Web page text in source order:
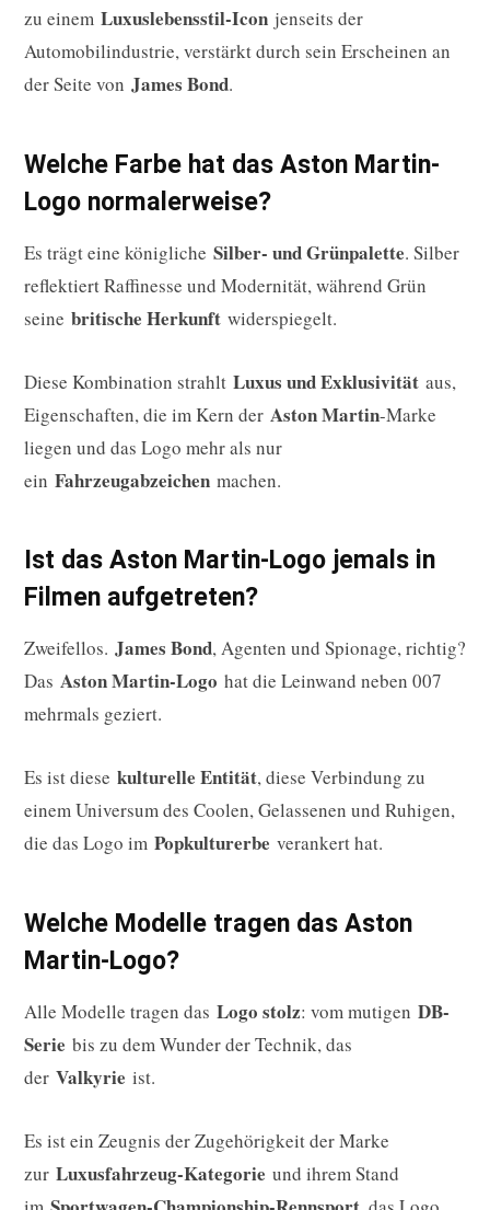
zu einem Luxuslebensstil-Icon jenseits der
Automobilindustrie, verstärkt durch sein Erscheinen an
der Seite von James Bond.
Welche Farbe hat das Aston Martin-
Logo normalerweise?
Es trägt eine königliche Silber- und Grünpalette. Silber
reflektiert Raffinesse und Modernität, während Grün
seine britische Herkunft widerspiegelt.
Diese Kombination strahlt Luxus und Exklusivität aus,
Eigenschaften, die im Kern der Aston Martin-Marke
liegen und das Logo mehr als nur
ein Fahrzeugabzeichen machen.
Ist das Aston Martin-Logo jemals in
Filmen aufgetreten?
Zweifellos. James Bond, Agenten und Spionage, richtig?
Das Aston Martin-Logo hat die Leinwand neben 007
mehrmals geziert.
Es ist diese kulturelle Entität, diese Verbindung zu
einem Universum des Coolen, Gelassenen und Ruhigen,
die das Logo im Popkulturerbe verankert hat.
Welche Modelle tragen das Aston
Martin-Logo?
Alle Modelle tragen das Logo stolz: vom mutigen DB-
Serie bis zu dem Wunder der Technik, das
der Valkyrie ist.
Es ist ein Zeugnis der Zugehörigkeit der Marke
zur Luxusfahrzeug-Kategorie und ihrem Stand